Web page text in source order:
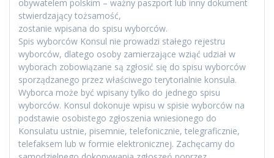
obywatelem polskim – ważny paszport lub inny dokument
stwierdzający tożsamość,
zostanie wpisana do spisu wyborców.
Spis wyborców Konsul nie prowadzi stałego rejestru
wyborców, dlatego osoby zamierzające wziąć udział w
wyborach zobowiązane są zgłosić się do spisu wyborców
sporządzanego przez właściwego terytorialnie konsula.
Wyborca może być wpisany tylko do jednego spisu
wyborców. Konsul dokonuje wpisu w spisie wyborców na
podstawie osobistego zgłoszenia wniesionego do
Konsulatu ustnie, pisemnie, telefonicznie, telegraficznie,
telefaksem lub w formie elektronicznej. Zachęcamy do